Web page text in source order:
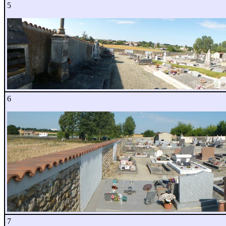
5
6
7